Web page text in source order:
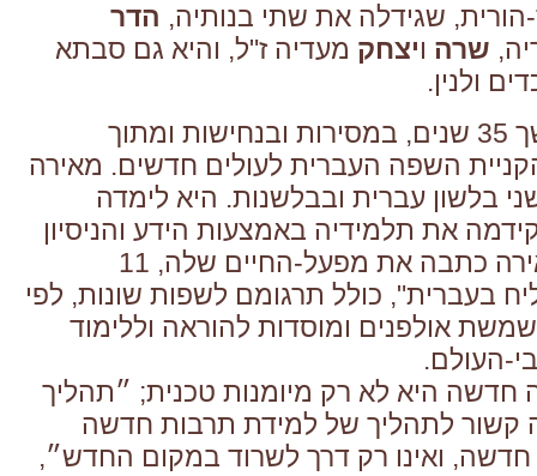
שגידלה את שתי בנותיה, הדר
שרה ויצחק מעדיה ז"ל, והיא גם סבתא
ולנין.
ומתוך
השפה העברית לעולים חדשים. מאירה
בלשון עברית ובבלשנות. היא לימדה
את תלמידיה באמצעות הידע והניסיון
המקצועי שלה. מאירה כתבה את מפעל-החיים שלה, 11
בעברית", כולל תרגומם לשפות שונות, לפי
אולפנים ומוסדות להוראה וללימוד
העולם.
חדשה היא לא רק מיומנות טכנית; ״תהליך
לתהליך של למידת תרבות חדשה
ואינו רק דרך לשרוד במקום החדש״,